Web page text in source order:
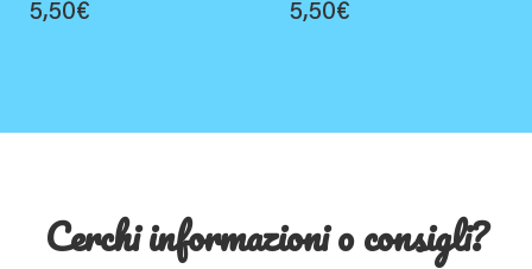
5,50€ 5,50€
Cerchi informazioni o consigli?